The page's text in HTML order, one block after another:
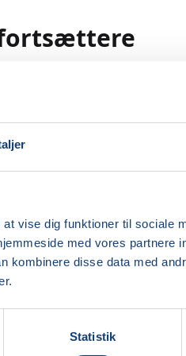
vise dig funktioner til sociale
med vores partnere
kombinere disse data med
Statistik
fortsættere
”Guitar – start
almindelige akkorder
så er dette hold lige
barré), rytmer og fingerspil